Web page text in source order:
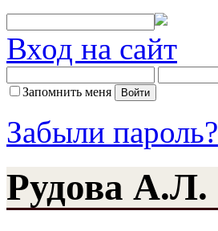
Вход на сайт
Запомнить меня
Забыли пароль?
Рудова А.Л.